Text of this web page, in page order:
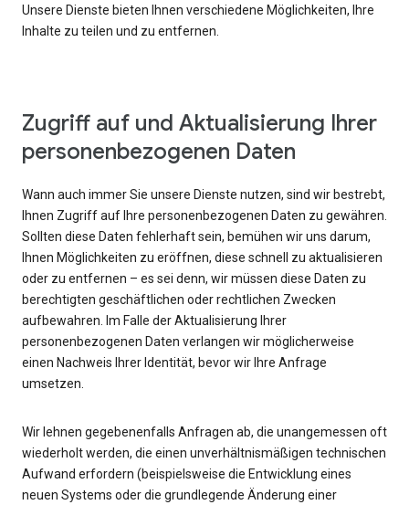
Unsere Dienste bieten Ihnen verschiedene Möglichkeiten, Ihre
Inhalte zu teilen und zu entfernen.
Zugriff auf und Aktualisierung Ihrer
personenbezogenen Daten
Wann auch immer Sie unsere Dienste nutzen, sind wir bestrebt,
Ihnen Zugriff auf Ihre personenbezogenen Daten zu gewähren.
Sollten diese Daten fehlerhaft sein, bemühen wir uns darum,
Ihnen Möglichkeiten zu eröffnen, diese schnell zu aktualisieren
oder zu entfernen – es sei denn, wir müssen diese Daten zu
berechtigten geschäftlichen oder rechtlichen Zwecken
aufbewahren. Im Falle der Aktualisierung Ihrer
personenbezogenen Daten verlangen wir möglicherweise
einen Nachweis Ihrer Identität, bevor wir Ihre Anfrage
umsetzen.
Wir lehnen gegebenenfalls Anfragen ab, die unangemessen oft
wiederholt werden, die einen unverhältnismäßigen technischen
Aufwand erfordern (beispielsweise die Entwicklung eines
neuen Systems oder die grundlegende Änderung einer